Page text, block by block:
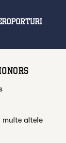
multe altele